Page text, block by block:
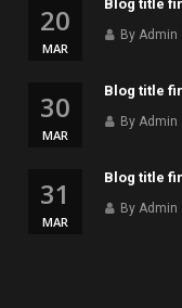
20
MAR
Blog title
By Admin
30
MAR
Blog title
By Admin
31
MAR
Blog title
By Admin